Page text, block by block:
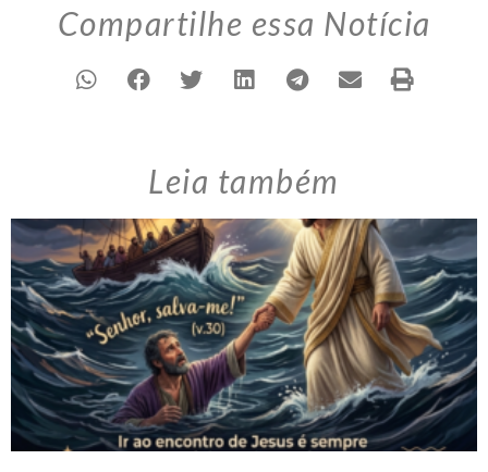
Compartilhe essa Notícia
Leia também